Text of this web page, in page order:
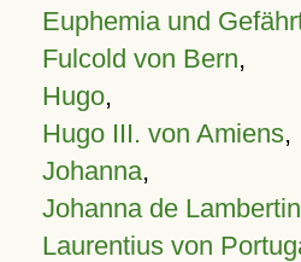
Euphemia und
Fulcold von Bern,
Hugo,
Hugo III. von Amiens,
Johanna,
Johanna de
Laurentius von